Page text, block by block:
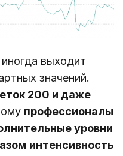
выходит
значений.
200 и даже
профессионалы
уровни
интенсивность